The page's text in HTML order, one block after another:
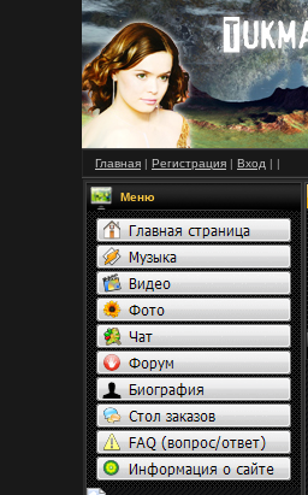
Главная | Регистрация | Вход | |
Меню